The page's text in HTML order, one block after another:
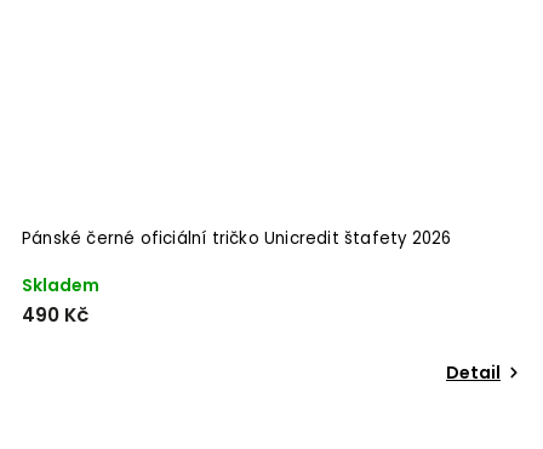
Pánské černé oficiální tričko Unicredit štafety 2026
Skladem
490 Kč
Detail